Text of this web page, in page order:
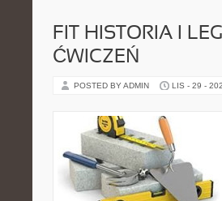
FIT HISTORIA I
ĆWICZEŃ
POSTED BY ADMIN LIS - 29 -